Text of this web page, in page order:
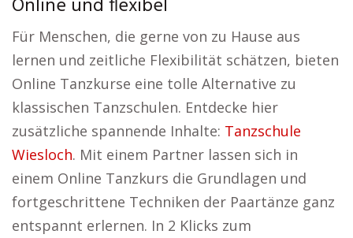
Online und flexibel
Für Menschen, die gerne von zu Hause aus
lernen und zeitliche Flexibilität schätzen, bieten
Online Tanzkurse eine tolle Alternative zu
klassischen Tanzschulen. Entdecke hier
zusätzliche spannende Inhalte: Tanzschule
Wiesloch. Mit einem Partner lassen sich in
einem Online Tanzkurs die Grundlagen und
fortgeschrittene Techniken der Paartänze ganz
entspannt erlernen. In 2 Klicks zum